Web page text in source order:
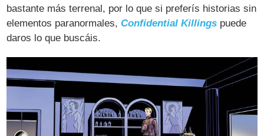
bastante más terrenal, por lo que si preferís historias sin
elementos paranormales,Confidential Killings puede
daros lo que buscáis.